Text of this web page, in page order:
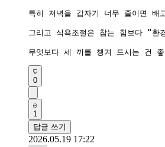
특히 저녁을 갑자기 너무 줄이면
그리고 식욕조절은 참는 힘보다 “
무엇보다 세 끼를 챙겨 드시는 건
0
1
답글 쓰기
2026.05.19 17:22